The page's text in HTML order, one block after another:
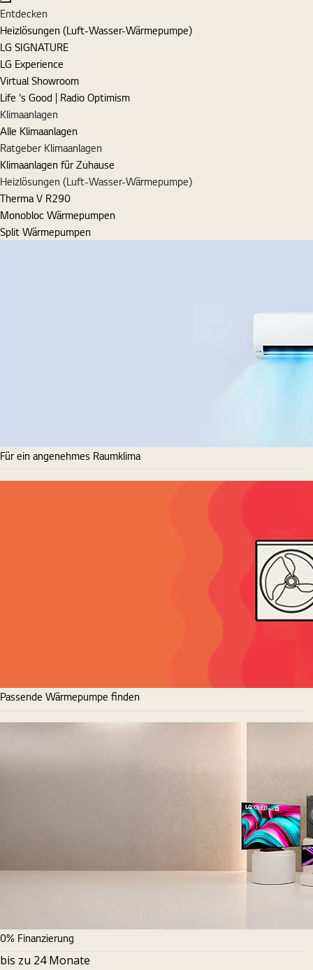
Schließen
Entdecken
Heizlösungen (Luft-Wasser-Wärmepumpe)
LG SIGNATURE
LG Experience
Virtual Showroom
Life 's Good | Radio Optimism
Klimaanlagen
Alle Klimaanlagen
Ratgeber Klimaanlagen
Klimaanlagen für Zuhause
Heizlösungen (Luft-Wasser-Wärmepumpe)
Therma V R290
Monobloc Wärmepumpen
Split Wärmepumpen
Für ein angenehmes Raumklima
Passende Wärmepumpe finden
0% Finanzierung
bis zu 24 Monate